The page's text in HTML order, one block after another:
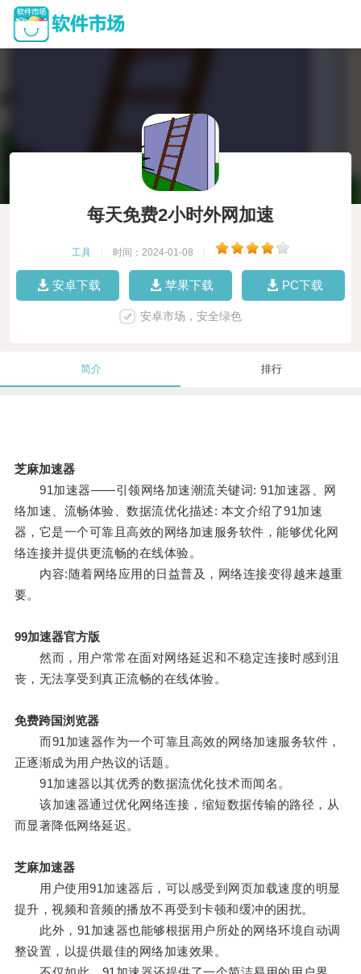
每天免费2小时外网加速
工具 时间：2024-01-08
安卓下载 苹果下载 PC下载
安卓市场，安全绿色
简介 排行
芝麻加速器
91加速器——引领网络加速潮流关键词: 91加速器、网
络加速、流畅体验、数据流优化描述: 本文介绍了91加速
器，它是一个可靠且高效的网络加速服务软件，能够优化网
络连接并提供更流畅的在线体验。
内容:随着网络应用的日益普及，网络连接变得越来越重
要。
99加速器官方版
然而，用户常常在面对网络延迟和不稳定连接时感到沮
丧，无法享受到真正流畅的在线体验。
免费跨国浏览器
而91加速器作为一个可靠且高效的网络加速服务软件，
正逐渐成为用户热议的话题。
91加速器以其优秀的数据流优化技术而闻名。
该加速器通过优化网络连接，缩短数据传输的路径，从
而显著降低网络延迟。
芝麻加速器
用户使用91加速器后，可以感受到网页加载速度的明显
提升，视频和音频的播放不再受到卡顿和缓冲的困扰。
此外，91加速器也能够根据用户所处的网络环境自动调
整设置，以提供最佳的网络加速效果。